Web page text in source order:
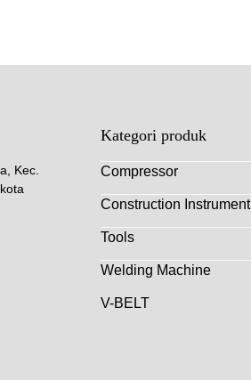
Kec.
Kategori produk
Compressor
Construction Instrument
Tools
Welding Machine
V-BELT